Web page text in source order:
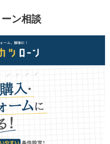
ン相談